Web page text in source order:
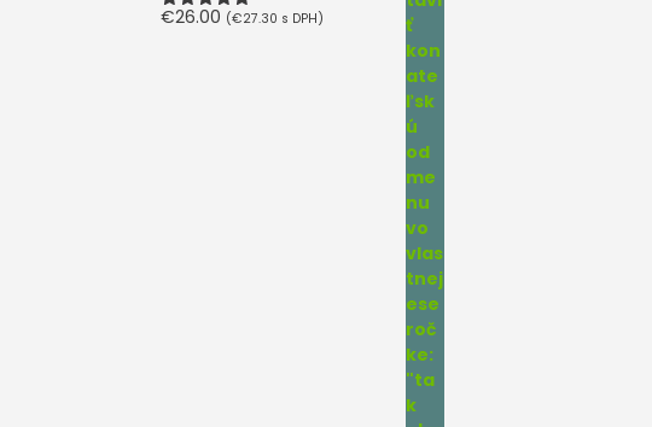
Hodnotenie
€26.00 (€27.30 s DPH)